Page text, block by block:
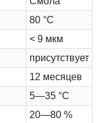
80 °C
< 9 мкм
присутствует
12 месяцев
5—35 °C
20—80 %